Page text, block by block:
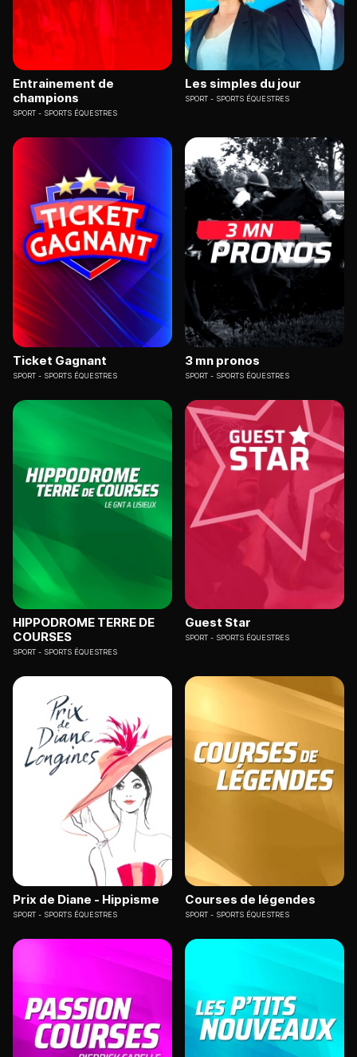
Entrainement de
champions
SPORT SPORTS ÉQUESTRES
Les simples du jour
SPORT SPORTS ÉQUESTRES
Ticket Gagnant
SPORT SPORTS ÉQUESTRES
3 mn pronos
SPORT SPORTS ÉQUESTRES
HIPPODROME TERRE DE
COURSES
SPORT SPORTS ÉQUESTRES
Guest Star
SPORT SPORTS ÉQUESTRES
Prix de Diane - Hippisme
SPORT SPORTS ÉQUESTRES
Courses de légendes
SPORT SPORTS ÉQUESTRES